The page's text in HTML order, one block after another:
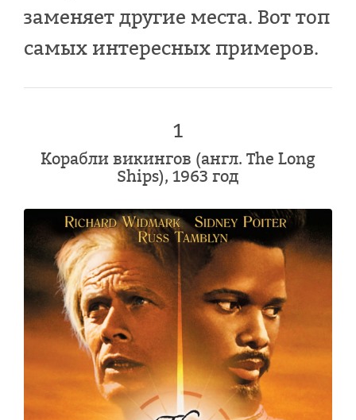
заменяет другие места. Вот топ
самых интересных примеров.
1
Корабли викингов (англ. The Long
Ships), 1963 год